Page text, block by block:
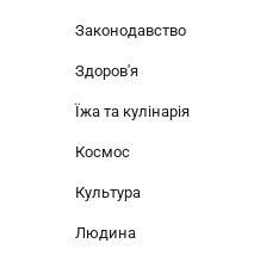
Законодавство
Здоров'я
Їжа та кулінарія
Космос
Культура
Людина